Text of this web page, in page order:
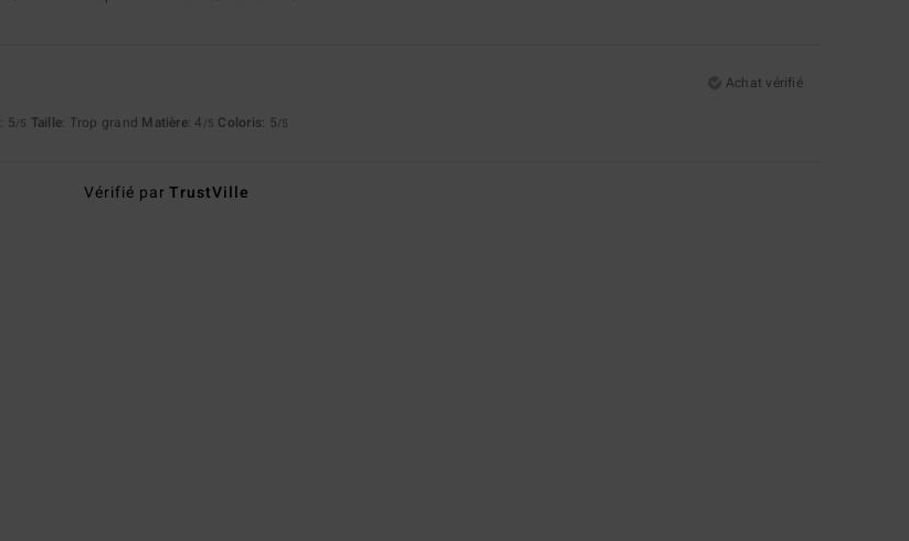
Achat vérifié
: 5/5 Taille: Trop grand Matière: 4 /5 Coloris: 5/5
Vérifié parTrustVille